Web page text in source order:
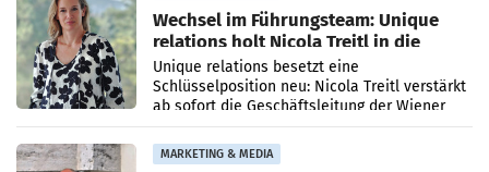
Wechsel im Führungsteam: Unique
relations holt Nicola Treitl in die
Geschäftsleitung
Unique relations besetzt eine
Schlüsselposition neu: Nicola Treitl verstärkt
ab sofort die Geschäftsleitung der Wiener
PR-Agentur an der Seite von Josef Kalina und
Anna Kalina-Mahr.
MARKETING & MEDIA